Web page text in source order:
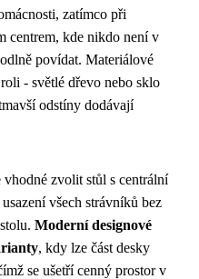
zatímco při
centrem, kde nikdo není v
povídat. Materiálové
- světlé dřevo nebo sklo
odstíny dodávají
zvolit stůl s centrální
všech strávníků bez
Moderní designové
, kdy lze část desky
se ušetří cenný prostor v